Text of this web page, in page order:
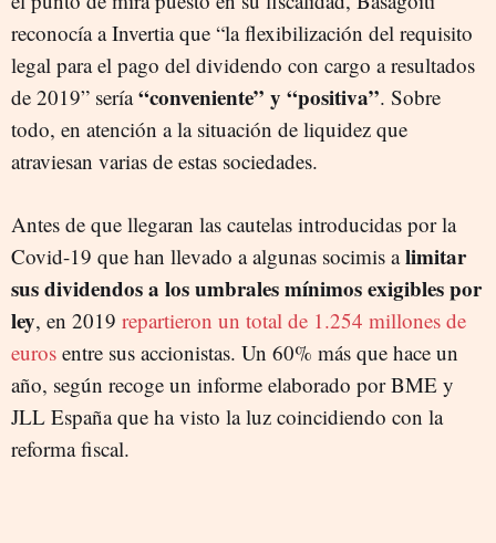
reconocía a Invertia que “la flexibilización del requisito
legal para el pago del dividendo con cargo a resultados
de 2019” sería“conveniente” y “positiva”. Sobre
todo, en atención a la situación de liquidez que
atraviesan varias de estas sociedades.
Antes de que llegaran las cautelas introducidas por la
Covid-19 que han llevado a algunas socimis alimitar
sus dividendos a los umbrales mínimos exigibles por
ley, en 2019 repartieron un total de 1.254 millones de
euros entre sus accionistas. Un 60% más que hace un
año, según recoge un informe elaborado por BME y
JLL España que ha visto la luz coincidiendo con la
reforma fiscal.